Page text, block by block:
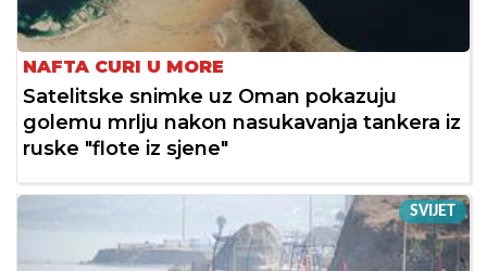
NAFTA CURI U MORE
Satelitske snimke uz Oman pokazuju
golemu mrlju nakon nasukavanja tankera iz
ruske "flote iz sjene"
SVIJET